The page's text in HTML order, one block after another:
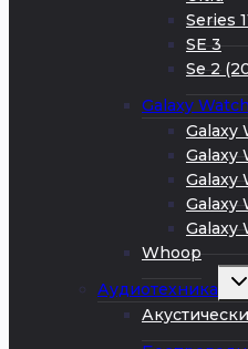
Series
SE 3
Se 2
Galaxy Watch
Galaxy
Galaxy
Galaxy
Galaxy
Galaxy
Whoop
Аудиотехника